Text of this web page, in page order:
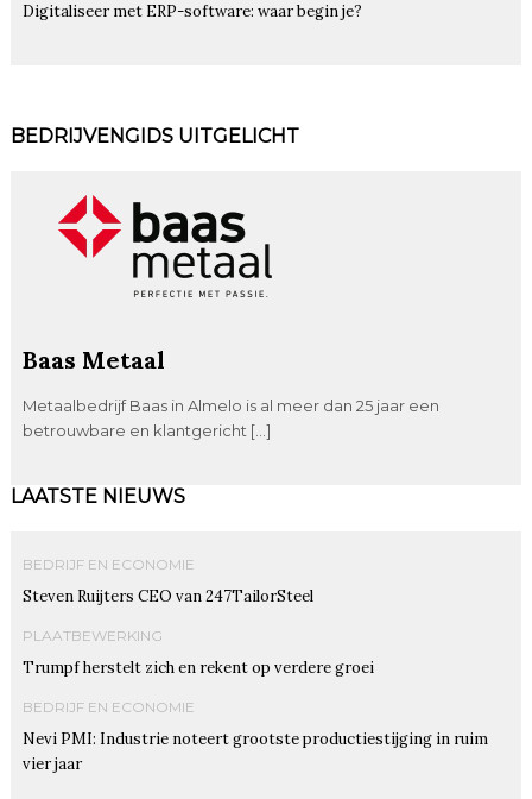
Digitaliseer met ERP-software: waar begin je?
BEDRIJVENGIDS UITGELICHT
Baas Metaal
Metaalbedrijf Baas in Almelo is al meer dan 25 jaar een
betrouwbare en klantgericht […]
LAATSTE NIEUWS
BEDRIJF EN ECONOMIE
Steven Ruijters CEO van 247TailorSteel
PLAATBEWERKING
Trumpf herstelt zich en rekent op verdere groei
BEDRIJF EN ECONOMIE
Nevi PMI: Industrie noteert grootste productiestijging in ruim
vier jaar